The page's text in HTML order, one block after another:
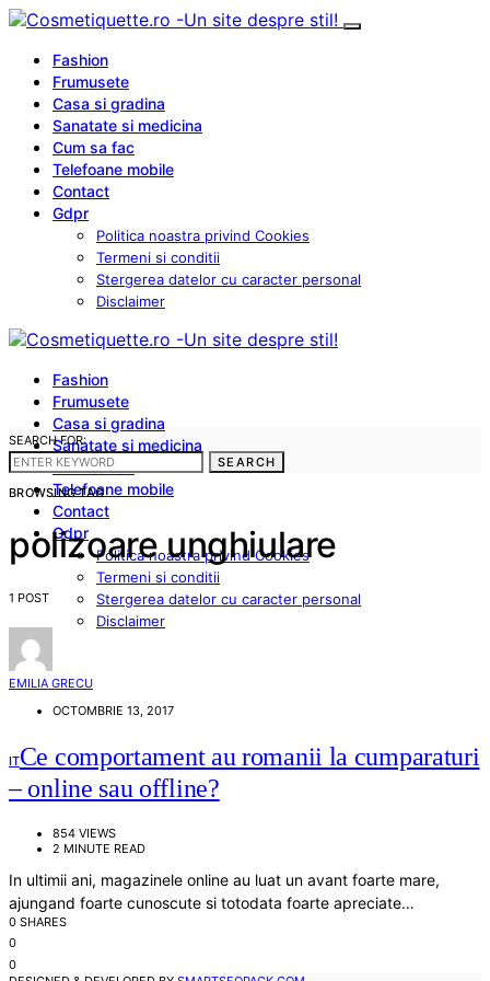
Fashion
Frumusete
Casa si gradina
Sanatate si medicina
Cum sa fac
Telefoane mobile
Contact
Gdpr
Politica noastra privind Cookies
Termeni si conditii
Stergerea datelor cu caracter personal
Disclaimer
Fashion
Frumusete
Casa si gradina
Sanatate si medicina
Cum sa fac
Telefoane mobile
Contact
Gdpr
Politica noastra privind Cookies
Termeni si conditii
Stergerea datelor cu caracter personal
Disclaimer
SEARCH FOR:
SEARCH
BROWSING TAG
polizoare unghiulare
1 POST
EMILIA GRECU
OCTOMBRIE 13, 2017
ITCe comportament au romanii la cumparaturi
– online sau offline?
854 VIEWS
2 MINUTE READ
In ultimii ani, magazinele online au luat un avant foarte mare,
ajungand foarte cunoscute si totodata foarte apreciate…
0 SHARES
0
0